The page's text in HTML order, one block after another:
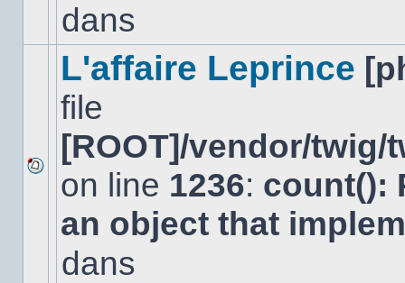
dansdans
Aucun
nouveau
message
non-
dans
L'affaire Leprince
file
[ROOT]/vendor/
on line 1236: count():
an object that
dans